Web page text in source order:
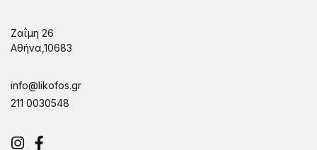
Ζαΐμη 26
Αθήνα,10683
info@likofos.gr
211 0030548
Instagram
Facebook